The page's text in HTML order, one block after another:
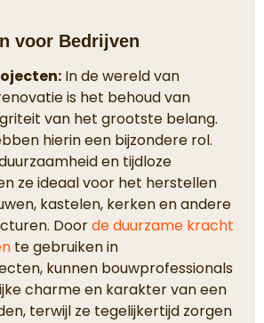
voor Bedrijven
In de wereld van
is het behoud van
van het grootste belang.
hierin een bijzondere rol.
en tijdloze
ze ideaal voor het herstellen
kastelen, kerken en andere
Doorde duurzame kracht
te gebruiken in
kunnen bouwprofessionals
charme en karakter van een
terwijl ze tegelijkertijd zorgen